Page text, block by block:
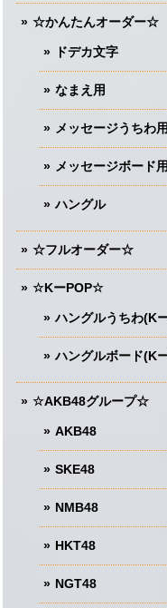
☆かんたんオーダー☆
ドデカ文字
なまえ用
メッセージうちわ用
メッセージボード用
ハングル
☆フルオーダー☆
☆KーPOP☆
ハングルうちわ(K
ハングルボード(K
☆AKB48グループ☆
AKB48
SKE48
NMB48
HKT48
NGT48